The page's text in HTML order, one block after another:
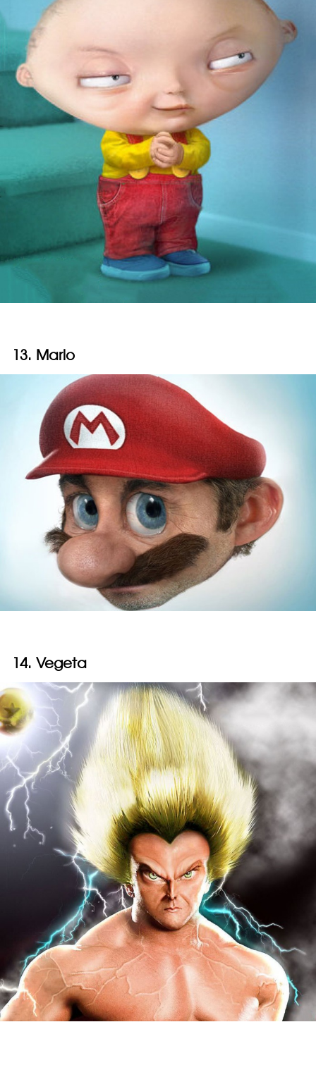
13. Mario
14. Vegeta